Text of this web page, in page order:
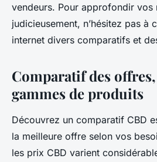
vendeurs. Pour approfondir vos
judicieusement, n’hésitez pas à
internet divers comparatifs et
Comparatif des
gammes de produits
Découvrez un comparatif CBD
la meilleure offre selon vos
les prix CBD varient